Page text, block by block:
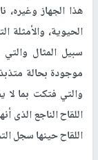
هذا الجهاز
الحيوية، والأمثلة
سبيل المثال
اللقاح حينها سجل